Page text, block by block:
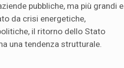
pubbliche, ma più grandi e
da crisi energetiche,
il ritorno dello Stato
una tendenza strutturale.